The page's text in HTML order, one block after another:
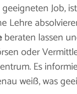
Job,
Lehre
beraten lassen
oder
Es
weiß, was